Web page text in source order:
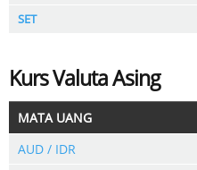
SET
Kurs Valuta Asing
MATA UANG
AUD / IDR